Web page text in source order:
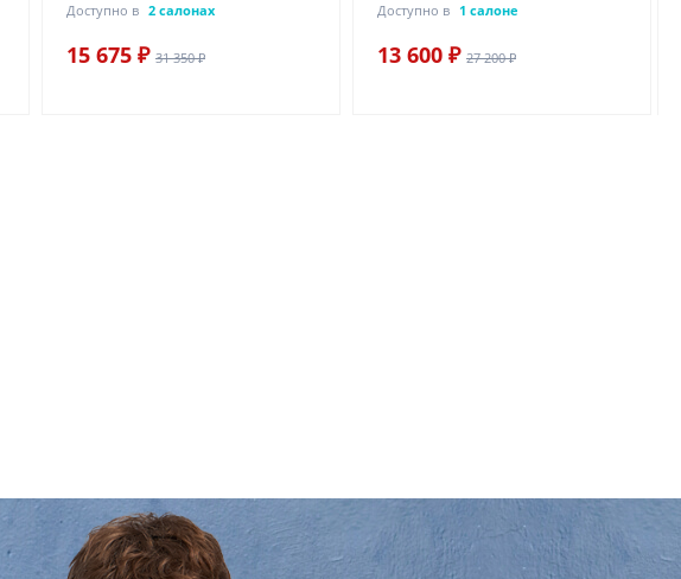
Доступно в 2 салонах
15 675 ₽ 31 350 ₽
Доступно в 1 салоне
13 600 ₽ 27 200 ₽